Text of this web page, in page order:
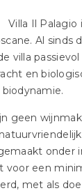
Villa Il
Al
villa
en
geen
onder
voor een
met als